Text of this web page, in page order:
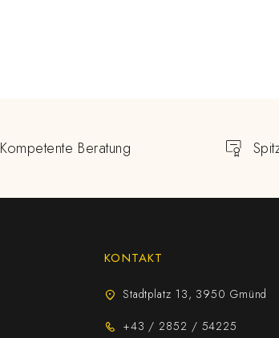
Kompetente Beratung
KONTAKT
Stadtplatz 13, 3950 Gmünd
+43 / 2852 / 54225